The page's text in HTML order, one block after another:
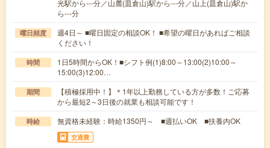
光駅から---分／山麓(皿倉山)駅から---分／山上(皿倉山)駅か
ら---分
曜日頻度
週4日～ ■曜日固定の相談OK！ ■希望の曜日があればご相談
ください！
時間
1日5時間からOK！■シフト例(1)8:00～13:00(2)10:00～
15:00(3)12:00…
期間
【積極採用中！】＊1年以上勤務している方が多数！ご応募
から最短2～3日後の就業も相談可能です！
時給 無資格未経験：時給1350円～ ■週払いOK ■扶養内OK
交通費